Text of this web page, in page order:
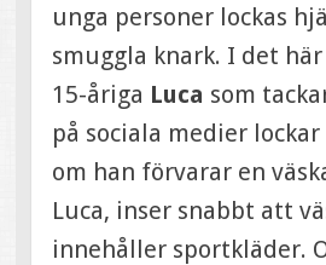
unga personer lockas
smuggla knark. I det
15-åriga Luca som
på sociala medier
om han förvarar en
Luca, inser snabbt att
innehåller sportkläder.